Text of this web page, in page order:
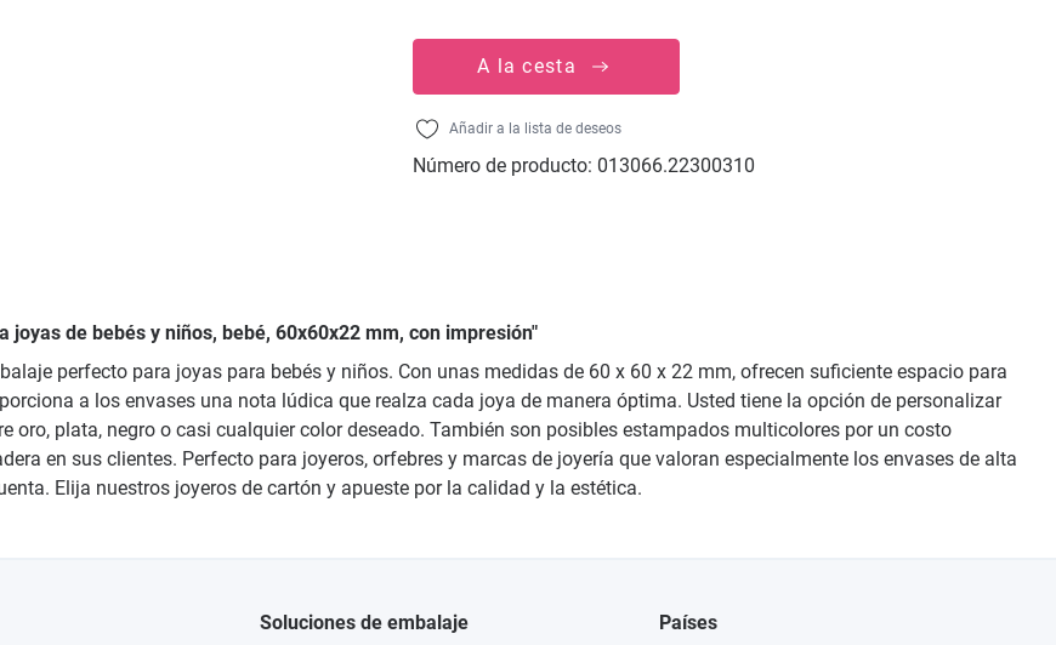
A la cesta
Añadir a la lista de deseos
Número de producto: 013066.22300310
de bebés y niños, bebé, 60x60x22 mm, con impresión"
perfecto para joyas para bebés y niños. Con unas medidas de 60 x 60 x 22 mm, ofrecen suficiente espacio para
a los envases una nota lúdica que realza cada joya de manera óptima. Usted tiene la opción de personalizar
oro, plata, negro o casi cualquier color deseado. También son posibles estampados multicolores por un costo
en sus clientes. Perfecto para joyeros, orfebres y marcas de joyería que valoran especialmente los envases de alta
Elija nuestros joyeros de cartón y apueste por la calidad y la estética.
Soluciones de embalaje Países